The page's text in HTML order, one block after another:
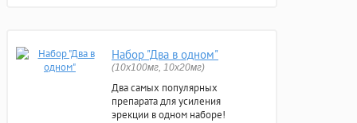
Набор "Два в одном"
(10x100мг, 10x20мг)
Два самых популярных
препарата для усиления
эрекции в одном наборе!